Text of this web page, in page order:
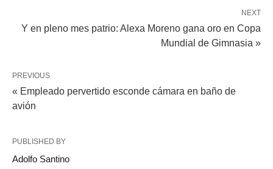
NEXT
Y en pleno mes patrio: Alexa Moreno gana oro en Copa
Mundial de Gimnasia »
PREVIOUS
« Empleado pervertido esconde cámara en baño de
avión
PUBLISHED BY
Adolfo Santino